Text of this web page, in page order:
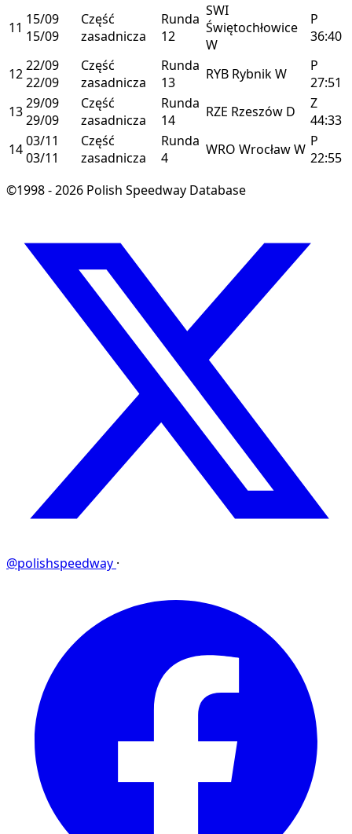
11 15/09
15/09
Część
zasadnicza
Runda
12
SWI
Świętochłowice
W
P
36:40
1222/09
22/09
Część
zasadnicza
Runda
13
RYB RybnikW
P
27:51
1329/09
29/09
Część
zasadnicza
Runda
14
RZE Rzeszów D
Z
44:33
1403/11
03/11
Część
zasadnicza
Runda
4
WRO WrocławW P
22:55
©1998 - 2026 Polish Speedway Database
@polishspeedway ·